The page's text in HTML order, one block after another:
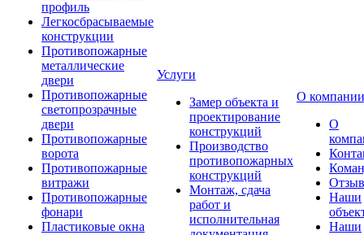
профиль
Легкосбрасываемые
конструкции
Противопожарные
металлические
двери
Противопожарные
светопрозрачные
двери
Противопожарные
ворота
Противопожарные
витражи
Противопожарные
фонари
Пластиковые окна
Услуги
Замер объекта и
проектирование
конструкций
Производство
противопожарных
конструкций
Монтаж, сдача
работ и
исполнительная
О компании
О
Наши
Наши